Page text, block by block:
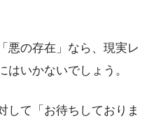
悪の存在」なら、現実レ
いかないでしょう。
して「お待ちしておりま